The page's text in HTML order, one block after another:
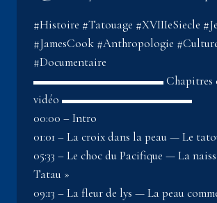
#Histoire #Tatouage #XVIIIeSiecle
#JamesCook #Anthropologie
#Documentaire
▬▬▬▬▬▬▬▬▬▬▬ Chapitres
vidéo ▬▬▬▬▬▬▬▬▬▬▬
00:00 – Intro
01:01 – La croix dans la peau — Le
05:33 – Le choc du Pacifique — La
Tatau »
09:13 – La fleur de lys — La peau